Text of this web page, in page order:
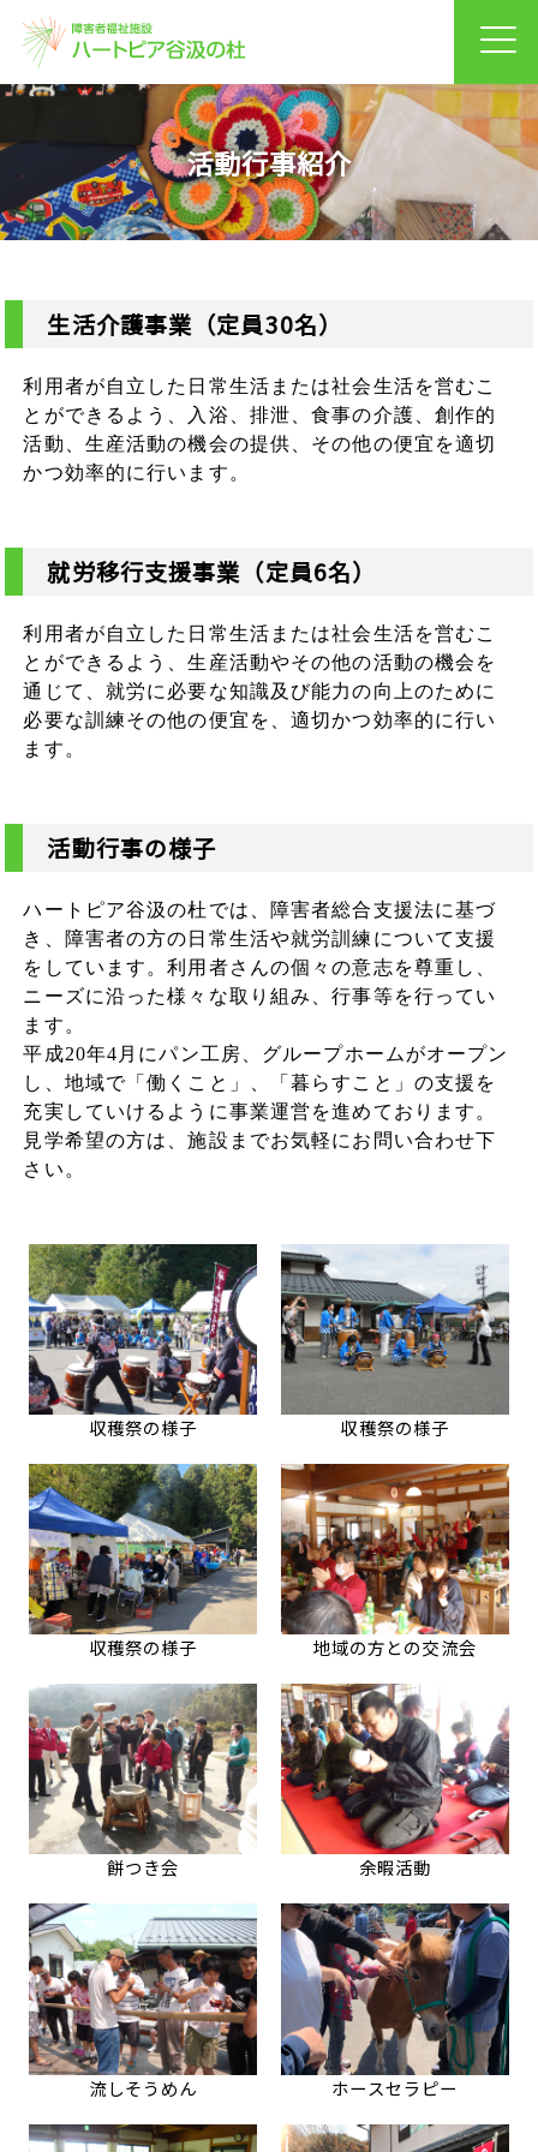
活動行事紹介
生活介護事業（定員30名）
利用者が自立した日常生活または社会生活を営むこ
とができるよう、入浴、排泄、食事の介護、創作的
活動、生産活動の機会の提供、その他の便宜を適切
かつ効率的に行います。
就労移行支援事業（定員6名）
利用者が自立した日常生活または社会生活を営むこ
とができるよう、生産活動やその他の活動の機会を
通じて、就労に必要な知識及び能力の向上のために
必要な訓練その他の便宜を、適切かつ効率的に行い
ます。
活動行事の様子
ハートピア谷汲の杜では、障害者総合支援法に基づ
き、障害者の方の日常生活や就労訓練について支援
をしています。利用者さんの個々の意志を尊重し、
ニーズに沿った様々な取り組み、行事等を行ってい
ます。
平成20年4月にパン工房、グループホームがオープン
し、地域で「働くこと」、「暮らすこと」の支援を
充実していけるように事業運営を進めております。
見学希望の方は、施設までお気軽にお問い合わせ下
さい。
収穫祭の様子 収穫祭の様子
収穫祭の様子 地域の方との交流会
餅つき会 余暇活動
流しそうめん ホースセラピー